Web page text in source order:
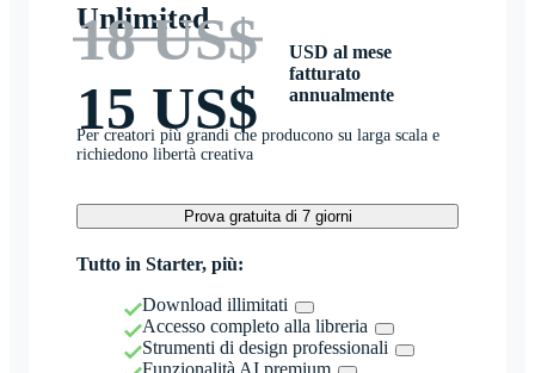
Unlimited
18 US$
15 US$
USD al mese
fatturato
annualmente
Per creatori più grandi che producono su larga scala e
richiedono libertà creativa
Prova gratuita di 7 giorni
Tutto in Starter, più:
Download illimitati
Accesso completo alla libreria
Strumenti di design professionali